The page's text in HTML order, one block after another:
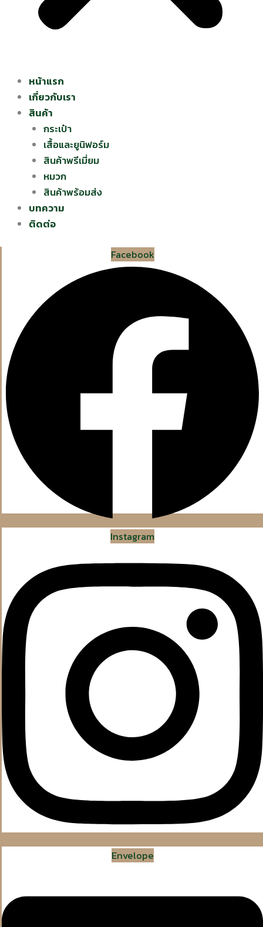
หน้าแรก
เกี่ยวกับเรา
สินค้า
กระเป๋า
เสื้อและยูนิฟอร์ม
สินค้าพรีเมี่ยม
หมวก
สินค้าพร้อมส่ง
บทความ
ติดต่อ
Facebook
Instagram
Envelope